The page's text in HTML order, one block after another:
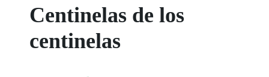
Centinelas de los
centinelas